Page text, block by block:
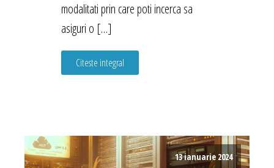
modalitati prin care poti incerca sa
asiguri o […]
Citeste integral
13 ianuarie 2024